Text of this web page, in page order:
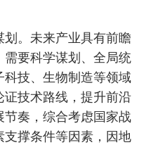
。未来产业具有前瞻
要科学谋划、全局统
技、生物制造等领域
技术路线，提升前沿
奏，综合考虑国家战
撑条件等因素，因地